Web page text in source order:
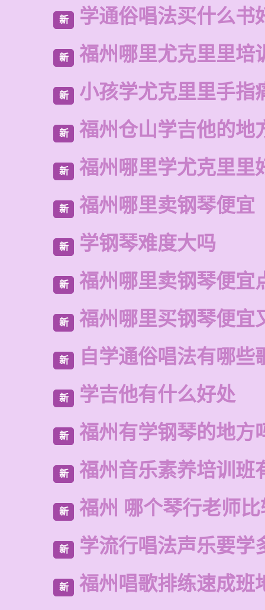
新 学通俗唱法买什么书
新 福州哪里尤克里里培
新 小孩学尤克里里手指
新 福州仓山学吉他的地
新 福州哪里学尤克里里
新 福州哪里卖钢琴便宜
新 学钢琴难度大吗
新 福州哪里卖钢琴便宜
新 福州哪里买钢琴便宜
新 自学通俗唱法有哪些
新 学吉他有什么好处
新 福州有学钢琴的地方
新 福州音乐素养培训班
新 福州 哪个琴行老师
新 学流行唱法声乐要学
新 福州唱歌排练速成班